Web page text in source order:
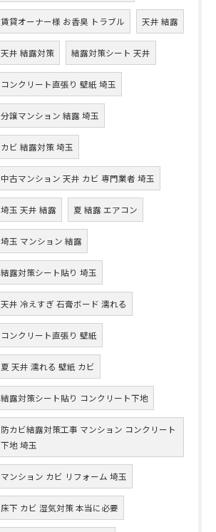
賃貸オーナー様 お香臭 トラブル 天井 結露
天井 結露対策 結露対策シート 天井
コンクリート直張り 壁紙 埼玉
分譲マンション 結露 埼玉
カビ 結露対策 埼玉
中古マンション 天井 カビ 専門業者 埼玉
埼玉 天井 結露 夏 結露 エアコン
埼玉 マンション 結露
結露対策シート貼り 埼玉
天井 冷えすぎ 石膏ボード 濡れる
コンクリート直張り 壁紙
夏 天井 濡れる 壁紙 カビ
結露対策シート貼り コンクリート下地
防カビ結露対策工事 マンション コンクリート
下地 埼玉
マンション カビ リフォーム 埼玉
床下 カビ 湿気対策 本当に必要